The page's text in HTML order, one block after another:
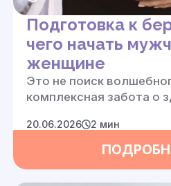
Подготовка к
чего начать
женщине
Это не поиск
комплексная забота о
20.06.2026 2 мин